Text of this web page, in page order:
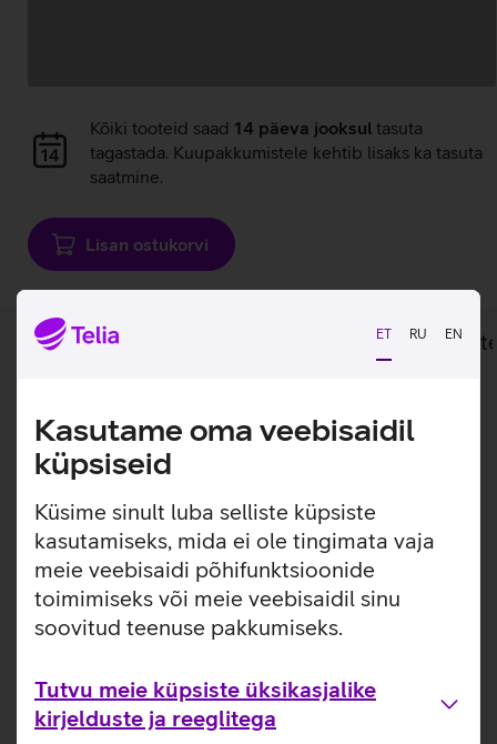
ET RU EN
Kasutame oma veebisaidil
küpsiseid
Küsime sinult luba selliste küpsiste
kasutamiseks, mida ei ole tingimata vaja
meie veebisaidi põhifunktsioonide
toimimiseks või meie veebisaidil sinu
soovitud teenuse pakkumiseks.
Tutvu meie küpsiste üksikasjalike
kirjelduste ja reeglitega
Andmete
laadimine
Kõiki tooteid saad 14 päeva jooksul tasuta
tagastada. Kuupakkumistele kehtib lisaks ka tasuta
saatmine.
Lisan ostukorvi
Lisainfo Tehnilised andmed
Lisainfo
Praktiline USB-C dokk.
HP USB-C dokk võimaldab vaid ühe kaabli abil
hiired ja klaviatuurid ning kuni 3 monitori. 100 W
toiteedastus võimaldab samal ajal ka arvuti laadimist.
3 x USB 3.2
2 x USB-C
2 x DisplayPort
Kasulikud lingid